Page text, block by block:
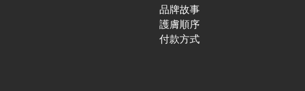
品牌故事
護膚順序
付款方式